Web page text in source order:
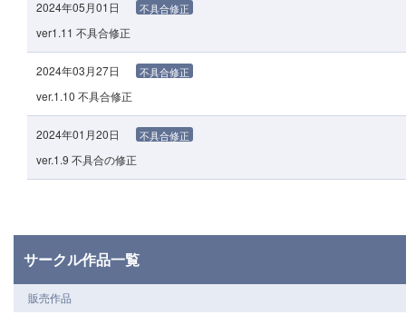
2024年05月01日 不具合修正
ver1.11 不具合修正
2024年03月27日 不具合修正
ver.1.10 不具合修正
2024年01月20日 不具合修正
ver.1.9 不具合の修正
サークル作品一覧
販売作品